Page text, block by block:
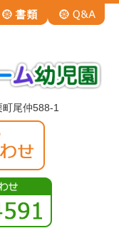
尾仲588-1